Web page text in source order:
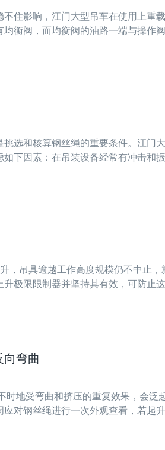
住影响，江门大型吊车在使用上
衡阀，而均衡阀的油路一端与操作
和核算钢丝绳的重要条件。江门大
下因素：在吊装设备经常有冲击和
具逾越工作高度规模仍不中止，
极限限制器并坚持其有效，可防止
弯曲
地受弯曲和挤压的重复效果，会泛
钢丝绳进行一次外观查看，若起升